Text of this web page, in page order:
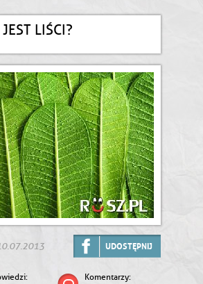
LIŚCI?
UDOSTĘPNIJ
Komentarzy: